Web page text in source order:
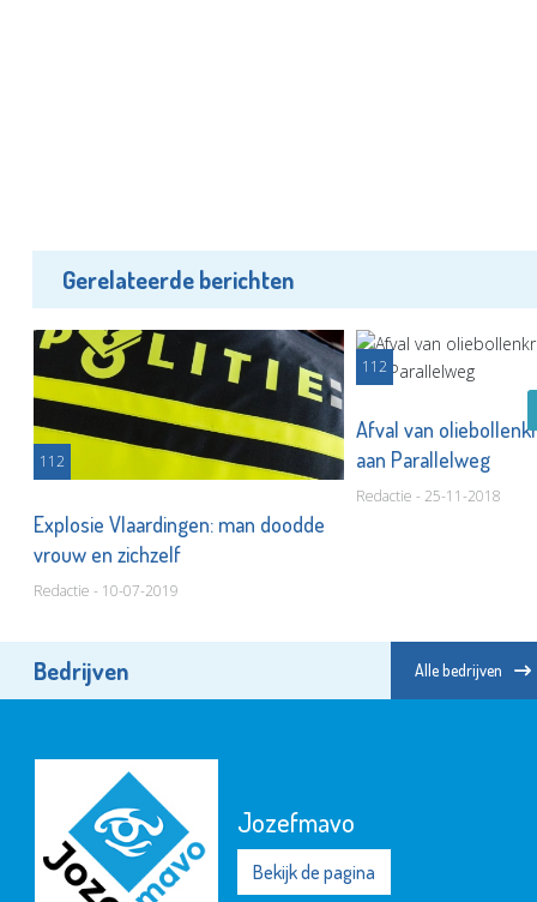
Gerelateerde berichten
112
Explosie Vlaardingen: man doodde
vrouw en zichzelf
Redactie - 10-07-2019
112
Afval van
aan Parallelweg
Redactie - 25-11-2018
Bedrijven Alle bedrijven
Jozefmavo
Bekijk de pagina